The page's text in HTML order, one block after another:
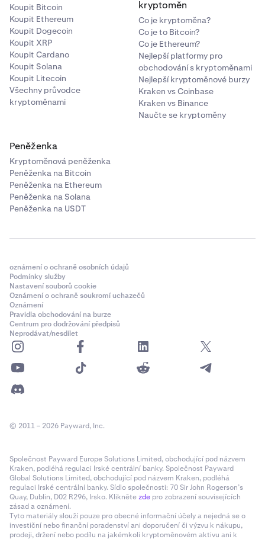
Koupit Bitcoin
Koupit Ethereum
Koupit Dogecoin
Koupit XRP
Koupit Cardano
Koupit Solana
Koupit Litecoin
Všechny průvodce
kryptoměnami
kryptoměn
Co je kryptoměna?
Co je to Bitcoin?
Co je Ethereum?
Nejlepší platformy pro
obchodování s kryptoměnami
Nejlepší kryptoměnové burzy
Kraken vs Coinbase
Kraken vs Binance
Naučte se kryptoměny
Peněženka
Kryptoměnová peněženka
Peněženka na Bitcoin
Peněženka na Ethereum
Peněženka na Solana
Peněženka na USDT
oznámení o ochraně osobních údajů
Podmínky služby
Nastavení souborů cookie
Oznámení o ochraně soukromí uchazečů
Oznámení
Pravidla obchodování na burze
Centrum pro dodržování předpisů
Neprodávat/nesdílet
© 2011 – 2026 Payward, Inc.
Společnost Payward Europe Solutions Limited, obchodující pod názvem
Kraken, podléhá regulaci Irské centrální banky. Společnost Payward
Global Solutions Limited, obchodující pod názvem Kraken, podléhá
regulaci Irské centrální banky. Sídlo společnosti: 70 Sir John Rogerson’s
Quay, Dublin, D02 R296, Irsko. Kliknětezde pro zobrazení souvisejících
zásad a oznámení.
Tyto materiály slouží pouze pro obecné informační účely a nejedná se o
investiční nebo finanční poradenství ani doporučení či výzvu k nákupu,
prodeji, držení nebo podílu na jakémkoli kryptoměnovém aktivu ani k